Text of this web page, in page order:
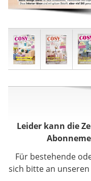
Leider kann die
Für bestehende
sich bitte an unseren